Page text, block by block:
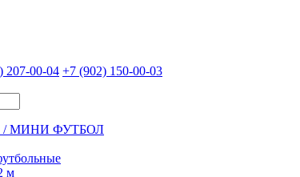
207-00-04 +7 (902) 150-00-03
/ МИНИ ФУТБОЛ
м